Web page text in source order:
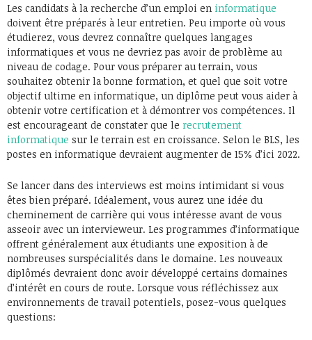
Les candidats à la recherche d’un emploi en informatique
doivent être préparés à leur entretien. Peu importe où vous
étudierez, vous devrez connaître quelques langages
informatiques et vous ne devriez pas avoir de problème au
niveau de codage. Pour vous préparer au terrain, vous
souhaitez obtenir la bonne formation, et quel que soit votre
objectif ultime en informatique, un diplôme peut vous aider à
obtenir votre certification et à démontrer vos compétences. Il
est encourageant de constater que le recrutement
informatique sur le terrain est en croissance. Selon le BLS, les
postes en informatique devraient augmenter de 15% d’ici 2022.
Se lancer dans des interviews est moins intimidant si vous
êtes bien préparé. Idéalement, vous aurez une idée du
cheminement de carrière qui vous intéresse avant de vous
asseoir avec un intervieweur. Les programmes d’informatique
offrent généralement aux étudiants une exposition à de
nombreuses surspécialités dans le domaine. Les nouveaux
diplômés devraient donc avoir développé certains domaines
d’intérêt en cours de route. Lorsque vous réfléchissez aux
environnements de travail potentiels, posez-vous quelques
questions: